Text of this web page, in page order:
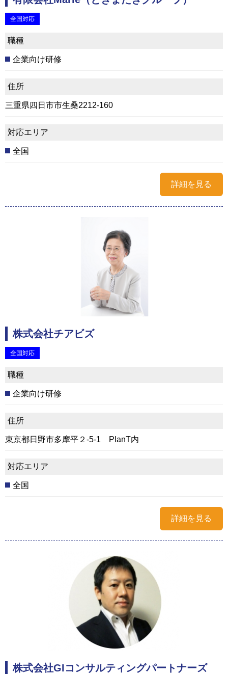
全国対応
職種
企業向け研修
住所
三重県四日市市生桑2212-160
対応エリア
全国
詳細を見る
株式会社チアビズ
全国対応
職種
企業向け研修
住所
東京都日野市多摩平２-5-1 PlanT内
対応エリア
全国
詳細を見る
株式会社GIコンサルティングパートナーズ